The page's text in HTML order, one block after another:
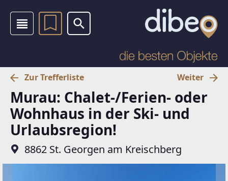
Zur Trefferliste Weiter
Murau: Chalet-/Ferien- oder
Wohnhaus in der Ski- und
Urlaubsregion!
8862 St. Georgen am Kreischberg